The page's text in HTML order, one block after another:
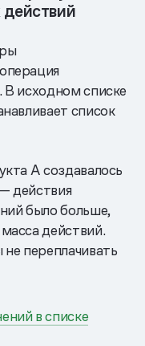
В исходном списке
список
А создавалось
действия
было больше,
действий.
переплачивать
в списке